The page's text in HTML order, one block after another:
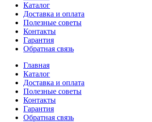
Каталог
Доставка и оплата
Полезные советы
Контакты
Гарантия
Обратная связь
Главная
Каталог
Доставка и оплата
Полезные советы
Контакты
Гарантия
Обратная связь